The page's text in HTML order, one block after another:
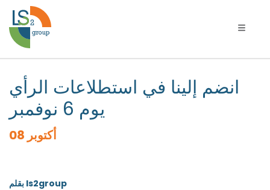
التنقل
انضم إلينا في استطلاعات الرأي
يوم 6 نوفمبر
أكتوبر 08
بقلم ls2group